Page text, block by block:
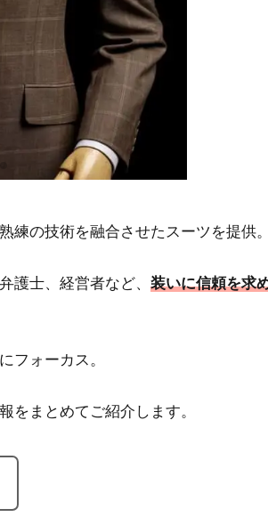
の技術を融合させたスーツを提供。
護士、経営者など、 装いに信頼を求
フォーカス。
をまとめてご紹介します。